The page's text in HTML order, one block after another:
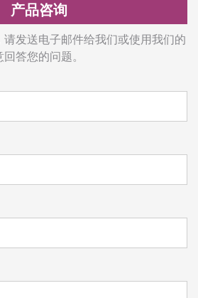
产品咨询
发送电子邮件给我们或使用我们的
答您的问题。